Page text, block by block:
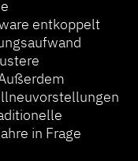
entkoppelt
in Frage